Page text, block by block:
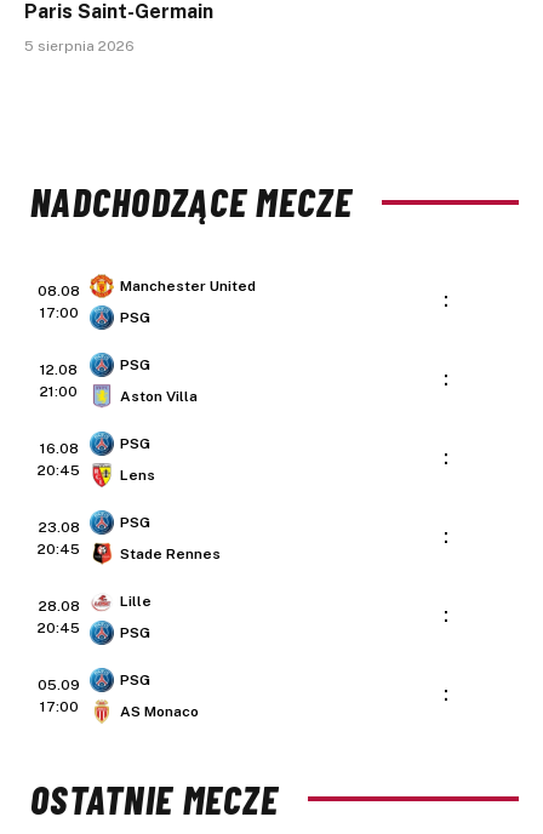
Paris Saint-Germain
5 sierpnia 2026
NADCHODZĄCE MECZE
08.08
17:00
Manchester United
PSG
:
12.08
21:00
PSG
Aston Villa
:
16.08
20:45
PSG
Lens
:
23.08
20:45
PSG
Stade Rennes
:
28.08
20:45
Lille
PSG
:
05.09
17:00
PSG
AS Monaco
:
OSTATNIE MECZE